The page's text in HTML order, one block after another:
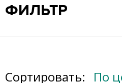
ФИЛЬТР
Сортировать: По